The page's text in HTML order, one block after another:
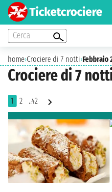
Cerca
home›Crociere di 7 notti›Febbraio
Crociere di 7
1 2 ..42